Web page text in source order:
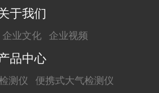
于我们
企业文化 企业视频
品中心
测仪
便携式大气检测仪